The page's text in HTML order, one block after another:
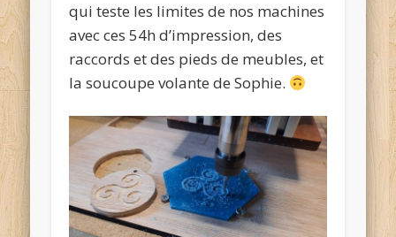
qui teste les limites de nos machines
avec ces 54h d’impression, des
raccords et des pieds de meubles, et
la soucoupe volante de Sophie.